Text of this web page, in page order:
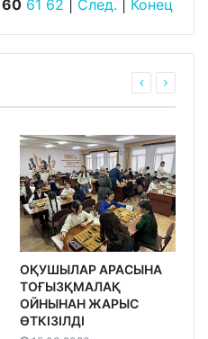
60 61 62 След. Конец
ОҚУШЫЛАР АРАСЫНА
ТОҒЫЗҚМАЛАҚ
ОЙНЫНАН ЖАРЫС
ӨТКІЗІЛДІ